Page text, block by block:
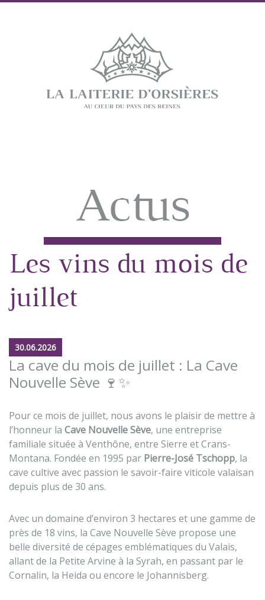
Actus
Les vins du mois de
juillet
30.06.2026
La cave du mois de juillet : La Cave
Nouvelle Sève 🍷✨
Pour ce mois de juillet, nous avons le plaisir de mettre à
l’honneur la Cave Nouvelle Sève, une entreprise
familiale située à Venthône, entre Sierre et Crans-
Montana. Fondée en 1995 par Pierre-José Tschopp, la
cave cultive avec passion le savoir-faire viticole valaisan
depuis plus de 30 ans.
Avec un domaine d’environ 3 hectares et une gamme de
près de 18 vins, la Cave Nouvelle Sève propose une
belle diversité de cépages emblématiques du Valais,
allant de la Petite Arvine à la Syrah, en passant par le
Cornalin, la Heida ou encore le Johannisberg.